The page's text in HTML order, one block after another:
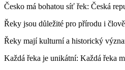
Česko má bohatou síť řek: Česká
Řeky jsou důležité pro přírodu i
Řeky mají kulturní a historický
Každá řeka je unikátní: Každá řeka